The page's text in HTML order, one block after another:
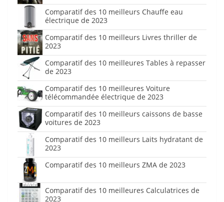
Comparatif des 10 meilleurs Chauffe eau
électrique de 2023
Comparatif des 10 meilleurs Livres thriller de
2023
Comparatif des 10 meilleures Tables à repasser
de 2023
Comparatif des 10 meilleures Voiture
télécommandée électrique de 2023
Comparatif des 10 meilleurs caissons de basse
voitures de 2023
Comparatif des 10 meilleurs Laits hydratant de
2023
Comparatif des 10 meilleurs ZMA de 2023
Comparatif des 10 meilleures Calculatrices de
2023